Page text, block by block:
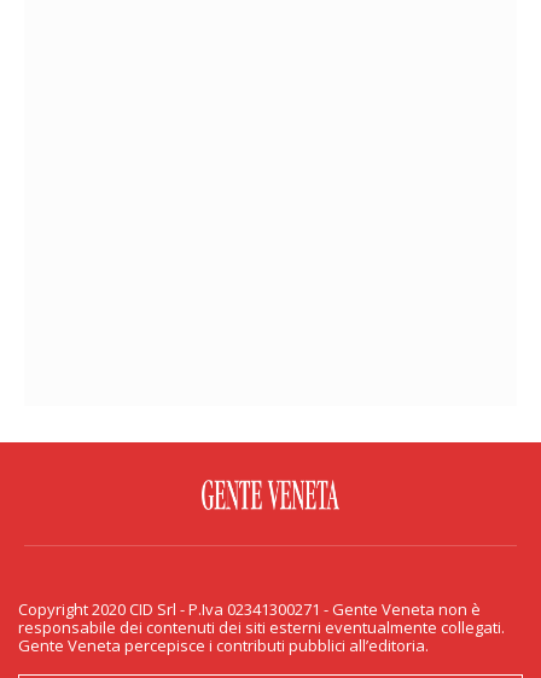
PRIVACY & COOKIE
Copyright 2020 CID Srl - P.Iva 02341300271 - Gente Veneta non è responsabile
dei contenuti dei siti esterni eventualmente collegati. Gente Veneta percepisce
Copyright 2020 CID Srl - P.Iva 02341300271 - Gente Veneta non è
responsabile dei contenuti dei siti esterni eventualmente collegati.
Gente Veneta percepisce i contributi pubblici all’editoria.